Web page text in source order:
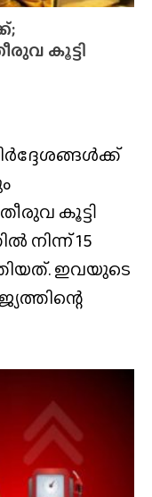
കൂട്ടി
കൂട്ടി
നിന്ന് 15
ഇവയുടെ